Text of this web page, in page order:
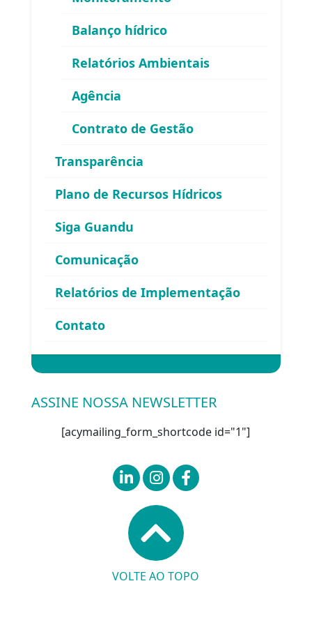
Balanço hídrico
Relatórios Ambientais
Agência
Contrato de Gestão
Transparência
Plano de Recursos Hídricos
Siga Guandu
Comunicação
Relatórios de Implementação
Contato
do Comitê Guandu-RJ
Esqueceu sua senha?
ASSINE NOSSA NEWSLETTER
[acymailing_form_shortcode id="1"]
VOLTE AO TOPO